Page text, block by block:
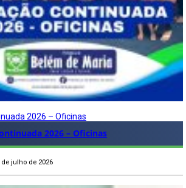
2026 – Oficinas
2026 – Oficinas
julho de 2026